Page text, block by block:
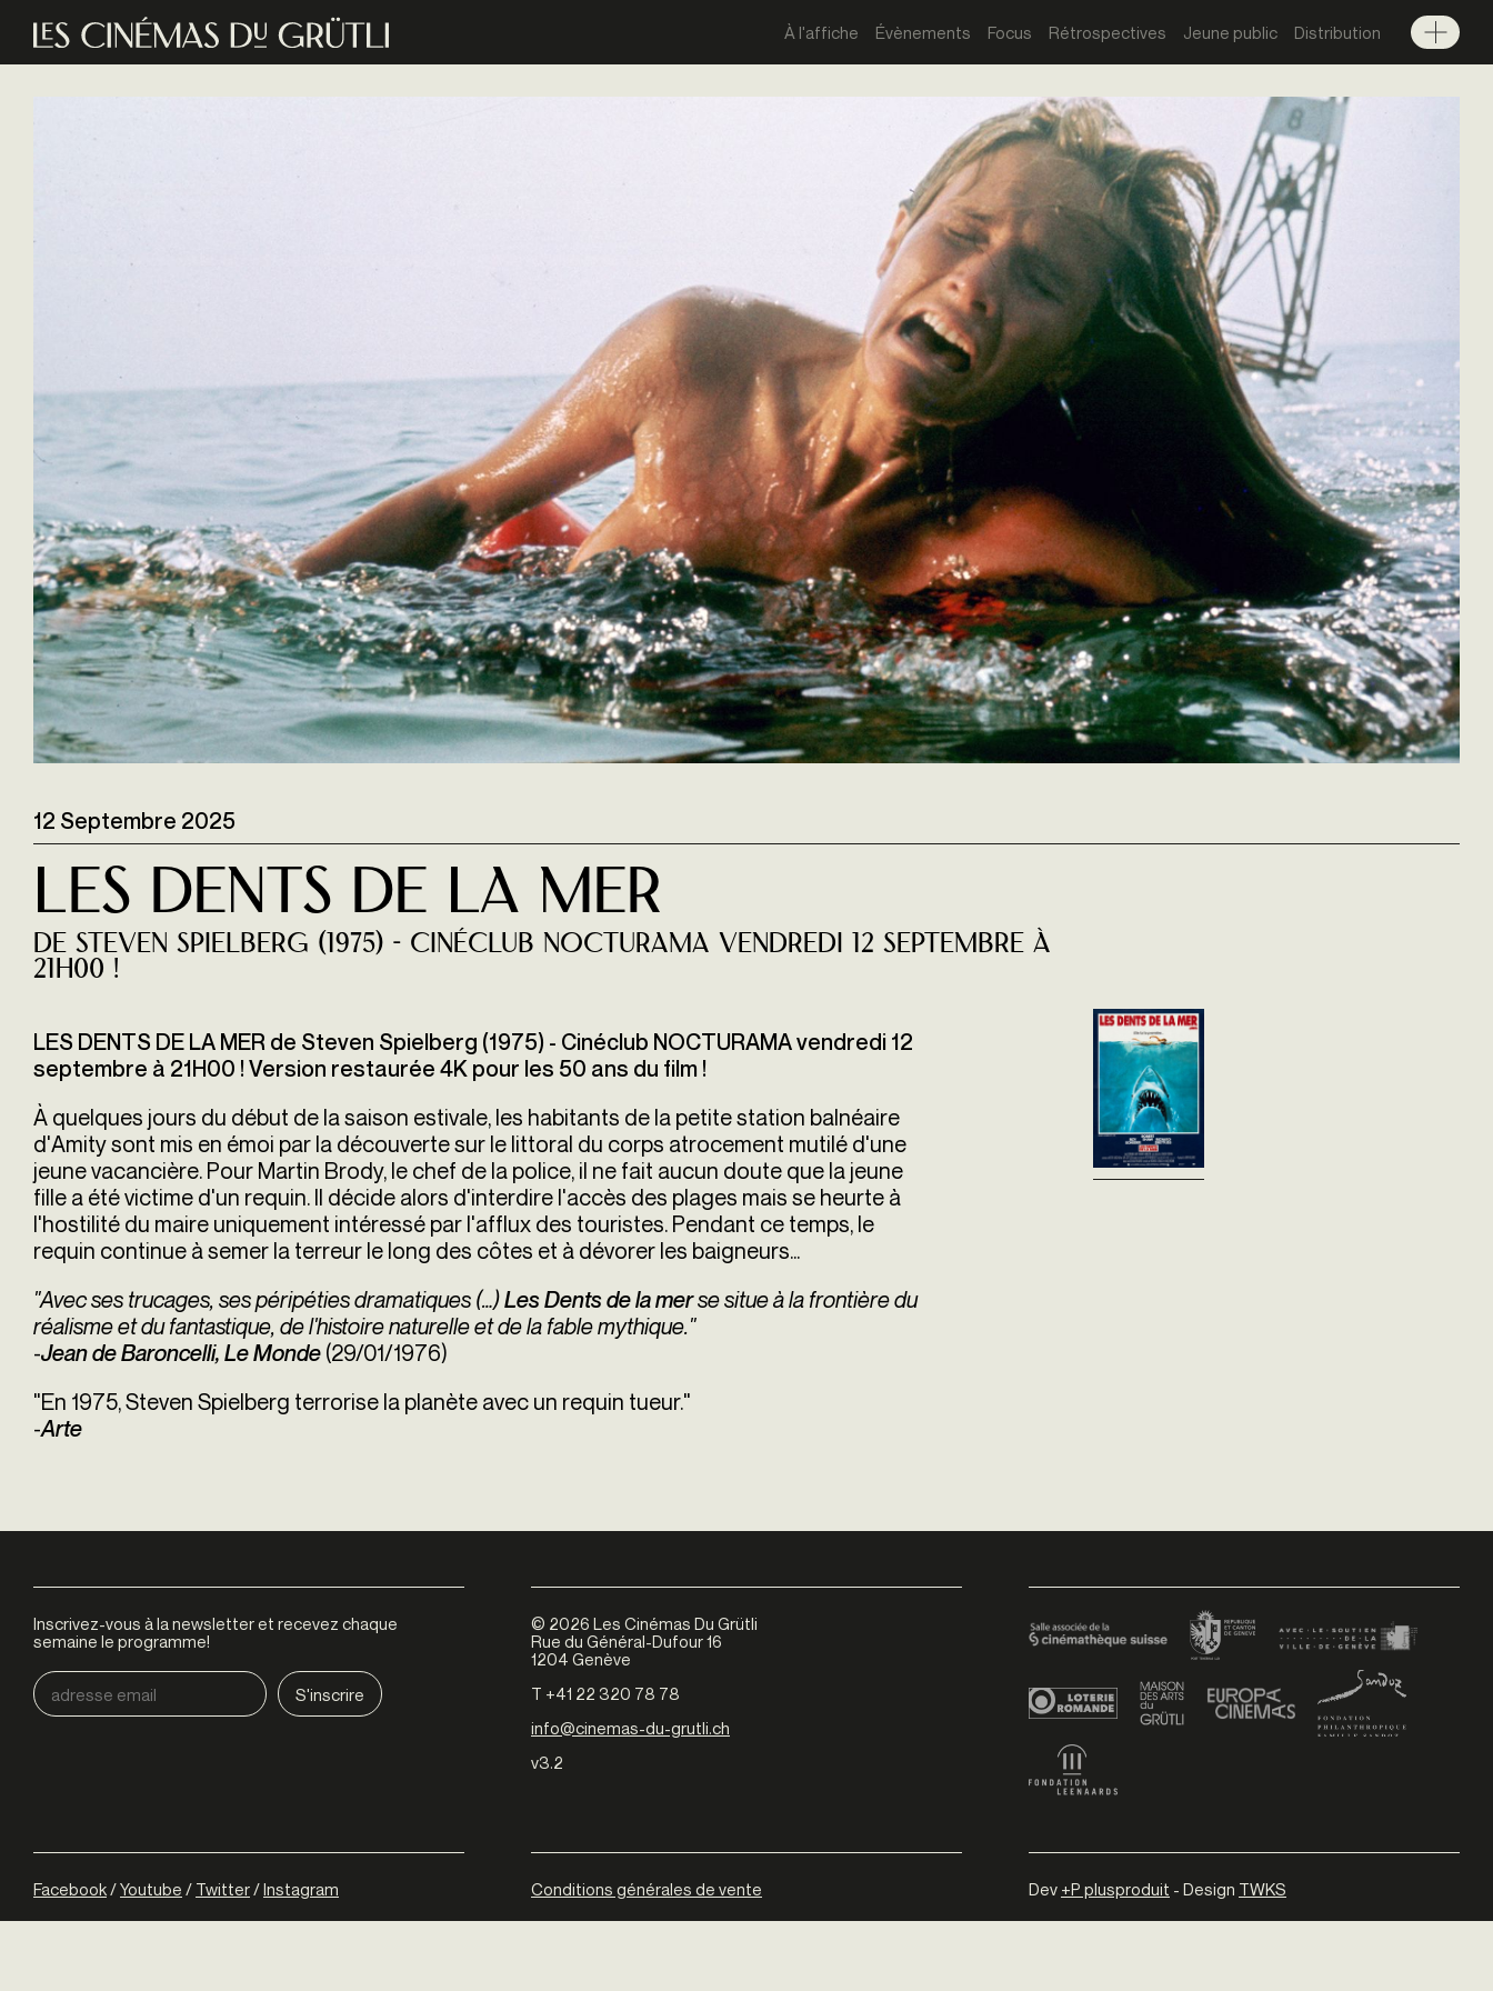
Aller au contenu principal
À l'affiche Évènements Focus Rétrospectives Jeune public Distribution
Menu
12 Septembre 2025
Les Dents de la mer
de Steven Spielberg (1975) - Cinéclub NOCTURAMA vendredi 12 septembre à
21H00 !
LES DENTS DE LA MER de Steven Spielberg (1975) - Cinéclub NOCTURAMA vendredi 12
septembre à 21H00 ! Version restaurée 4K pour les 50 ans du film !
À quelques jours du début de la saison estivale, les habitants de la petite station balnéaire
d'Amity sont mis en émoi par la découverte sur le littoral du corps atrocement mutilé d'une
jeune vacancière. Pour Martin Brody, le chef de la police, il ne fait aucun doute que la jeune
fille a été victime d'un requin. Il décide alors d'interdire l'accès des plages mais se heurte à
l'hostilité du maire uniquement intéressé par l'afflux des touristes. Pendant ce temps, le
requin continue à semer la terreur le long des côtes et à dévorer les baigneurs...
"Avec ses trucages, ses péripéties dramatiques (…)Les Dents de la merse situe à la frontière du
réalisme et du fantastique, de l'histoire naturelle et de la fable mythique."
-Jean de Baroncelli, Le Monde (29/01/1976)
"En 1975, Steven Spielberg terrorise la planète avec un requin tueur."
-Arte
mer
Steven Spielberg
À quelques jours du début de
la saison estivale, les
habitants de la petite station
balnéaire d'Amity sont mis
en émoi par la découverte sur
Inscrivez-vous à la newsletter et recevez chaque
semaine le programme!
© 2026 Les Cinémas Du Grütli
Rue du Général-Dufour 16
1204 Genève
T +41 22 320 78 78
info@cinemas-du-grutli.ch
v3.2
Facebook/Youtube / Twitter/Instagram Conditions générales de vente Dev +P plusproduit - Design TWKS